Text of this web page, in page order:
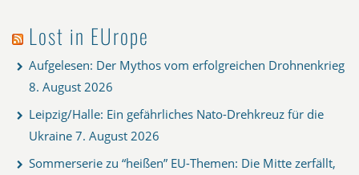
Lost in EUrope
Aufgelesen: Der Mythos vom erfolgreichen Drohnenkrieg
8. August 2026
Leipzig/Halle: Ein gefährliches Nato-Drehkreuz für die
Ukraine 7. August 2026
Sommerserie zu “heißen” EU-Themen: Die Mitte zerfällt,